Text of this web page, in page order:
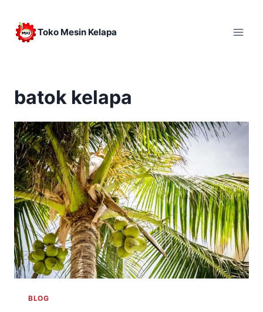
content
Toko Mesin Kelapa
batok kelapa
BLOG